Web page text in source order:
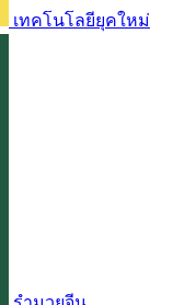
เทคโนโลยียุคใหม่